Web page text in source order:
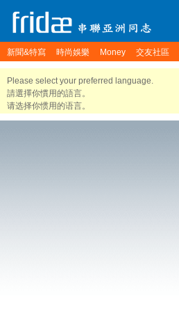
新聞&特寫 時尚娛樂 Money 交友社區
Please select your preferred language.
請選擇你慣用的語言。
请选择你惯用的语言。